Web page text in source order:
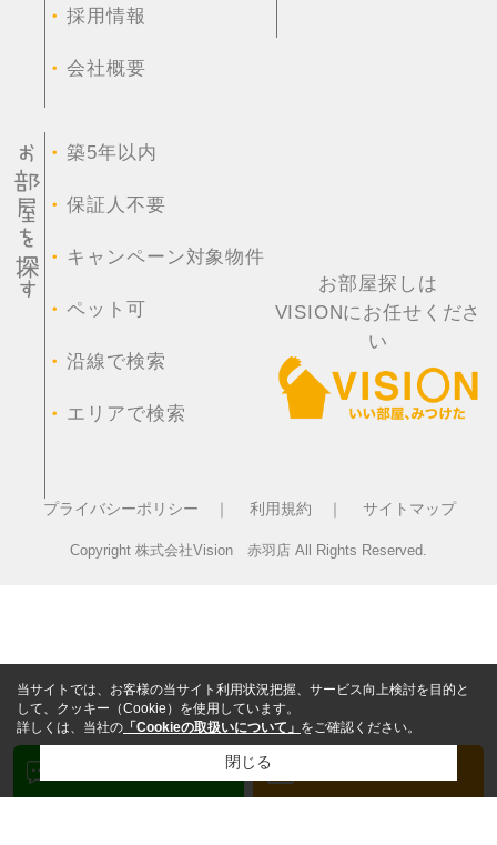
・採用情報
・会社概要
・築5年以内
・保証人不要
・ キャンペーン対象物件
・ペット可
・沿線で検索
・ エリアで検索
お部屋探しは
VISIONにお任せくださ
い
プライバシーポリシー ｜ 利用規約 ｜ サイトマップ
Copyright 株式会社Vision 赤羽店 All Rights Reserved.
当サイトでは、お客様の当サイト利用状況把握、サービス向上検討を目的と
して、クッキー（Cookie）を使用しています。
詳しくは、当社の 「Cookieの取扱いについて」 をご確認ください。
閉じる